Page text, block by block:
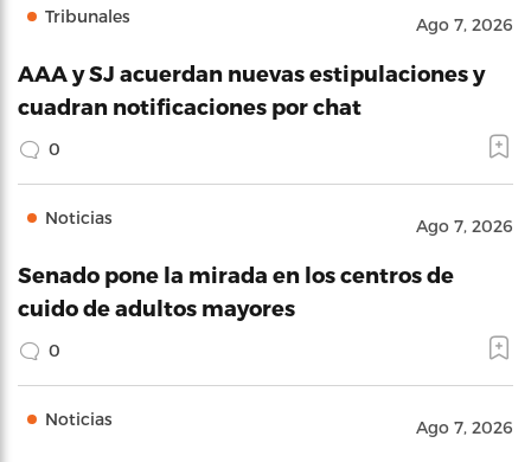
Tribunales Ago 7, 2026
AAA y SJ acuerdan nuevas estipulaciones y
cuadran notificaciones por chat
0
Noticias Ago 7, 2026
Senado pone la mirada en los centros de
cuido de adultos mayores
0
Noticias Ago 7, 2026